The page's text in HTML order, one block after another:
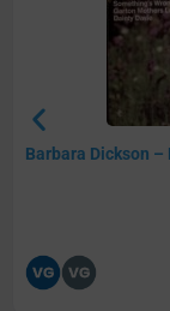
Barbara Dickson –